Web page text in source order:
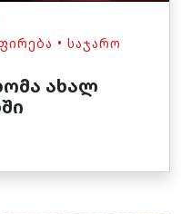
• ᲡᲐᲯᲐᲠᲝ
ახალ